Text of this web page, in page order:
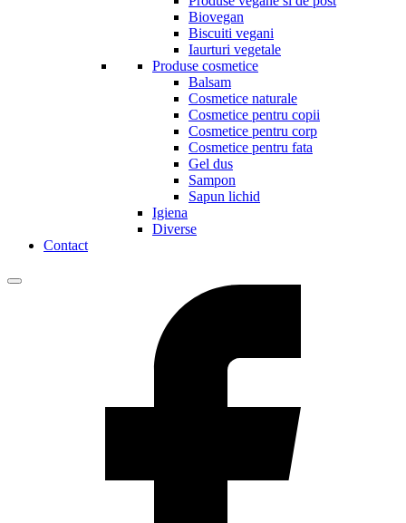
Biovegan
Biscuiti vegani
Iaurturi vegetale
Produse cosmetice
Balsam
Cosmetice naturale
Cosmetice pentru copii
Cosmetice pentru corp
Cosmetice pentru fata
Gel dus
Sampon
Sapun lichid
Igiena
Diverse
Contact